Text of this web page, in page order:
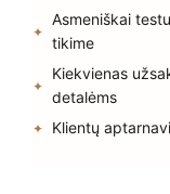
Asmeniškai
tikime
Kiekvienas
detalėms
Klientų